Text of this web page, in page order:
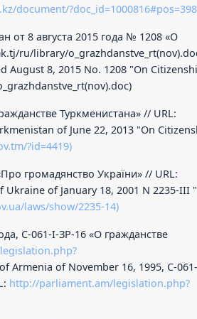
document/
от 8 августа 2015 года № 1208 «О
ru/library/
August 8, 2015 No. 1208 "On
Туркменистана» // URL:
of June 22, 2013 "On
?id=4419)
громадянство України» // URL:
Ukraine of January 18, 2001 N 2235-III
laws/show/2235-14)
С-061-I-ЗР-16 «О гражданстве
Armenia of November 16, 1995, C-
http://parliament.am/legislation.php?